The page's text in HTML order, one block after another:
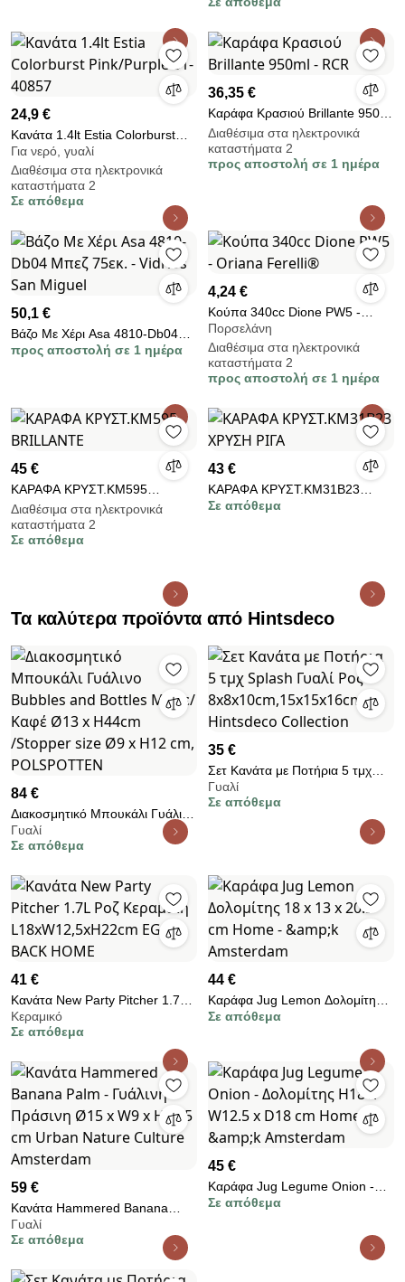
24,9 €
Κανάτα 1.4lt Estia Colorburst
Pink/Purple 01-40857
Για νερό, γυαλί
Διαθέσιμα στα ηλεκτρονικά
καταστήματα 2
Σε απόθεμα
36,35 €
Καράφα Κρασιού Brillante 950ml
- RCR
Διαθέσιμα στα ηλεκτρονικά
καταστήματα 2
προς αποστολή σε 1 ημέρα
50,1 €
Βάζο Με Χέρι Asa 4810-Db04
Μπεζ 75εκ. - Vidrios San Miguel
προς αποστολή σε 1 ημέρα
4,24 €
Κούπα 340cc Dione PW5 -
Oriana Ferelli®
Πορσελάνη
Διαθέσιμα στα ηλεκτρονικά
καταστήματα 2
προς αποστολή σε 1 ημέρα
45 €
ΚΑΡΑΦΑ ΚΡΥΣΤ.ΚΜ595
BRILLANTE
Διαθέσιμα στα ηλεκτρονικά
καταστήματα 2
Σε απόθεμα
43 €
ΚΑΡΑΦΑ ΚΡΥΣΤ.ΚΜ31Β23
ΧΡΥΣΗ ΡΙΓΑ
Σε απόθεμα
Τα καλύτερα προϊόντα από Hintsdeco
84 €
Διακοσμητικό Μπουκάλι Γυάλινο
Bubbles and Bottles Μπλε/ Καφέ
Ø13 x H44cm /Stopper size Ø9
Γυαλί
Σε απόθεμα
35 €
Σετ Κανάτα με Ποτήρια 5 τμχ
Splash Γυαλί Ροζ
8x8x10cm,15x15x16cm
Γυαλί
Σε απόθεμα
41 €
Κανάτα New Party Pitcher 1.7L
Ροζ Κεραμική
L18xW12,5xH22cm EGG BACK
Κεραμικό
Σε απόθεμα
44 €
Καράφα Jug Lemon Δολομίτης
18 x 13 x 20.5 cm Home -
Σε απόθεμα
59 €
Κανάτα Hammered Banana
Palm - Γυάλινη Πράσινη Ø15 x
W9 x H26,5 cm Urban Nature
Γυαλί
Σε απόθεμα
45 €
Καράφα Jug Legume Onion -
Δολομίτης H18 x W12.5 x D18
Σε απόθεμα